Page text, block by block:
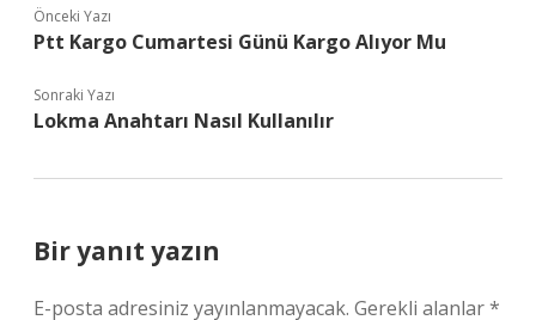
Önceki Yazı
Ptt Kargo Cumartesi Günü Kargo Alıyor Mu
Sonraki Yazı
Lokma Anahtarı Nasıl Kullanılır
Bir yanıt yazın
E-posta adresiniz yayınlanmayacak. Gerekli alanlar*